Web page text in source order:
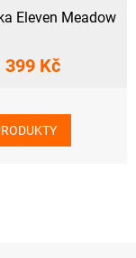
Eleven Meadow
399 Kč